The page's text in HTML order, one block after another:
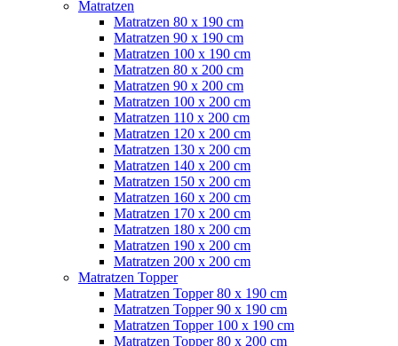
Matratzen
Matratzen 80 x 190 cm
Matratzen 90 x 190 cm
Matratzen 100 x 190 cm
Matratzen 80 x 200 cm
Matratzen 90 x 200 cm
Matratzen 100 x 200 cm
Matratzen 110 x 200 cm
Matratzen 120 x 200 cm
Matratzen 130 x 200 cm
Matratzen 140 x 200 cm
Matratzen 150 x 200 cm
Matratzen 160 x 200 cm
Matratzen 170 x 200 cm
Matratzen 180 x 200 cm
Matratzen 190 x 200 cm
Matratzen 200 x 200 cm
Matratzen Topper
Matratzen Topper 80 x 190 cm
Matratzen Topper 90 x 190 cm
Matratzen Topper 100 x 190 cm
Matratzen Topper 80 x 200 cm